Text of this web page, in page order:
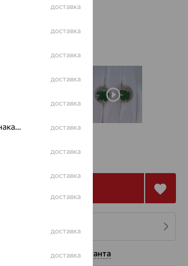
Нужна помощь консультанта
доставка
доставка
доставка
доставка
доставка
Актюбинский, Азнакаевский район доставка
доставка
доставка
доставка
доставка
доставка